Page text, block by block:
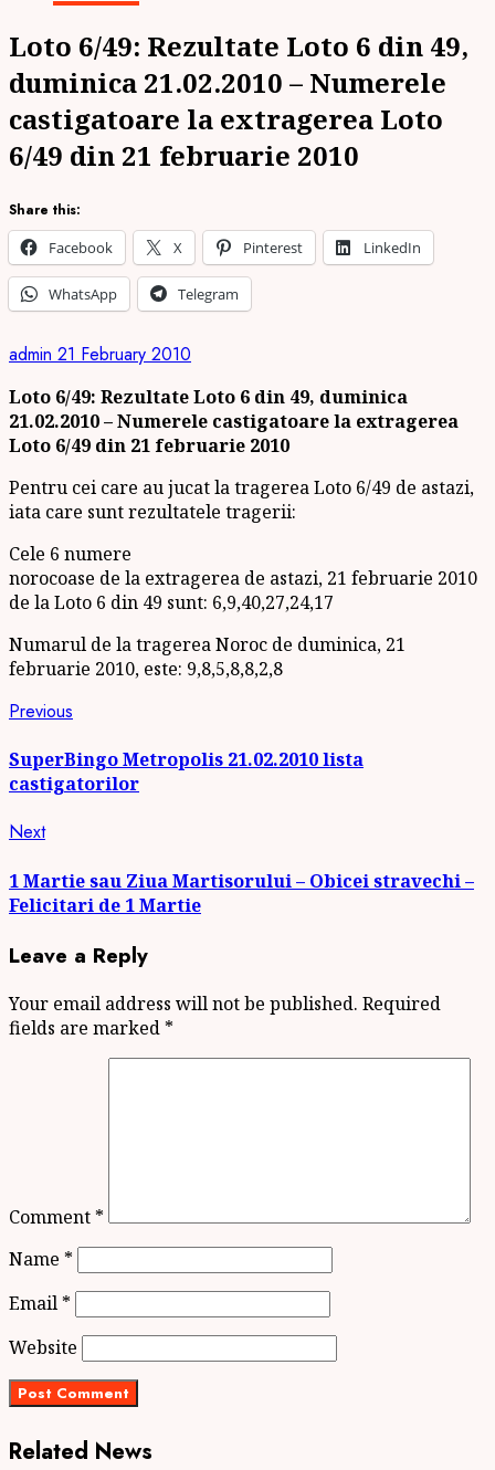
Loto 6/49: Rezultate Loto 6 din 49,
duminica 21.02.2010 – Numerele
castigatoare la extragerea Loto
6/49 din 21 februarie 2010
Share this:
Facebook
X Pinterest LinkedIn
WhatsApp Telegram
admin 21 February 2010
Loto 6/49: Rezultate Loto 6 din 49, duminica
21.02.2010 – Numerele castigatoare la extragerea
Loto 6/49 din 21 februarie 2010
Pentru cei care au jucat la tragerea Loto 6/49 de astazi,
iata care sunt rezultatele tragerii:
Cele 6 numere
norocoase de la extragerea de astazi, 21 februarie 2010
de la Loto 6 din 49 sunt: 6,9,40,27,24,17
Numarul de la tragerea Noroc de duminica, 21
februarie 2010, este: 9,8,5,8,8,2,8
Continue
Reading
Previous
SuperBingo Metropolis 21.02.2010 lista
castigatorilor
NextNext
1 Martie sau Ziua Martisorului – Obicei stravechi –
Felicitari de 1 Martie
Leave a Reply
Your email address will not be published. Required
fields are marked *
Comment *
Name *
Email *
Website
Related News